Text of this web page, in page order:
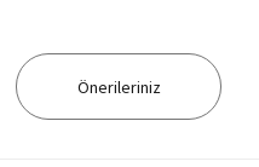
Önerileriniz